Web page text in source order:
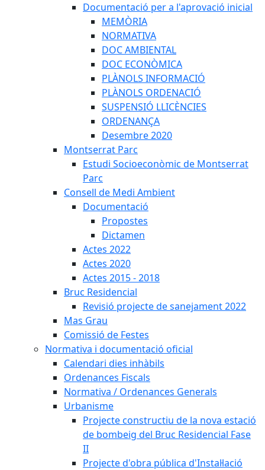
Documentació per a l'aprovació inicial
MEMÒRIA
NORMATIVA
DOC AMBIENTAL
DOC ECONÒMICA
PLÀNOLS INFORMACIÓ
PLÀNOLS ORDENACIÓ
SUSPENSIÓ LLICÈNCIES
ORDENANÇA
Desembre 2020
Montserrat Parc
Estudi Socioeconòmic de Montserrat
Parc
Consell de Medi Ambient
Documentació
Propostes
Dictamen
Actes 2022
Actes 2020
Actes 2015 - 2018
Bruc Residencial
Revisió projecte de sanejament 2022
Mas Grau
Comissió de Festes
Normativa i documentació oficial
Calendari dies inhàbils
Ordenances Fiscals
Normativa / Ordenances Generals
Urbanisme
Projecte constructiu de la nova estació
de bombeig del Bruc Residencial Fase
II
Projecte d'obra pública d'Instal·lació